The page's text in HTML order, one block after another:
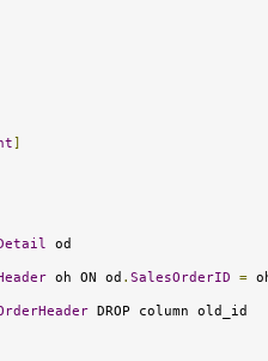
]
od
oh ON od . SalesOrderID =
DROP column old_id